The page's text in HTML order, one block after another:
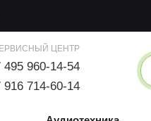
ЦЕНТР
495 960-14-54
916 714-60-14